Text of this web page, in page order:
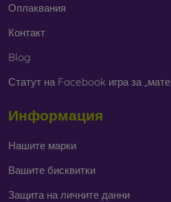
Оплаквания
Контакт
Blog
Статут на Facebook игра за
Информация
Нашите марки
Вашите бисквитки
Защита на личните данни